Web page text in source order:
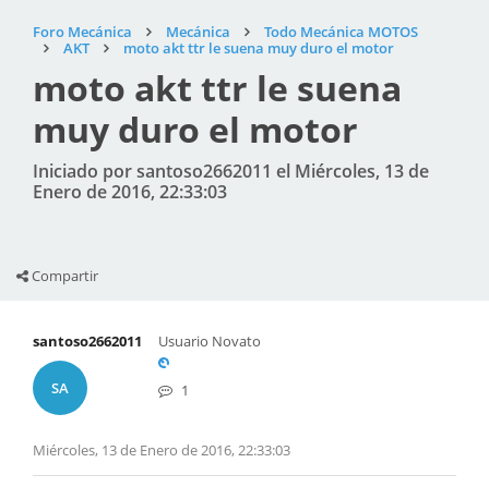
Foro Mecánica Mecánica
Todo Mecánica MOTOS
AKT
moto akt ttr le suena muy duro el motor
moto akt ttr le suena
muy duro el motor
Iniciado por santoso2662011 el Miércoles, 13 de
Enero de 2016, 22:33:03
Compartir
santoso2662011
SA
Usuario Novato
1
Miércoles, 13 de Enero de 2016, 22:33:03